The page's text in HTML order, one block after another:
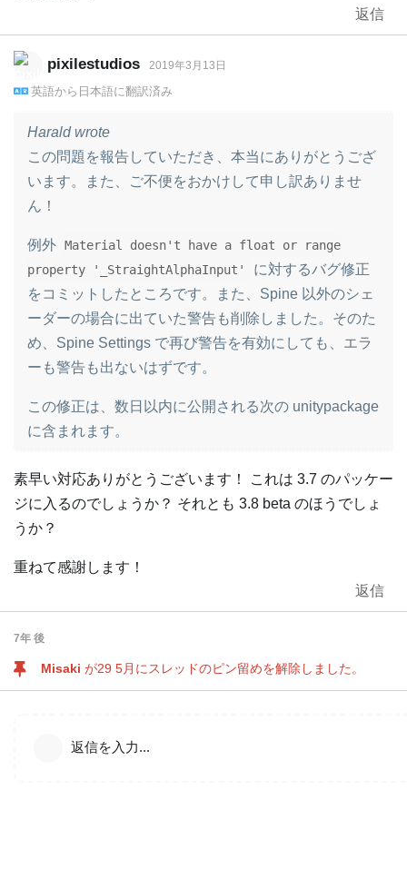
返信
pixilestudios 2019年3月13日
英語から 日本語に翻訳済み
Harald wrote
この問題を報告していただき、本当にありがとうござ
います。また、ご不便をおかけして申し訳ありませ
ん！
例外 Material doesn't have a float or range
property '_StraightAlphaInput'
に対するバグ修正
をコミットしたところです。また、Spine 以外のシェ
ーダーの場合に出ていた警告も削除しました。そのた
め、Spine Settings で再び警告を有効にしても、エラ
ーも警告も出ないはずです。
この修正は、数日以内に公開される次の unitypackage
に含まれます。
素早い対応ありがとうございます！ これは 3.7 のパッケー
ジに入るのでしょうか？ それとも 3.8 beta のほうでしょ
うか？
重ねて感謝します！
返信
7年 後
Misaki が29 5月 にスレッドのピン留めを解除しました。
返信を入力...